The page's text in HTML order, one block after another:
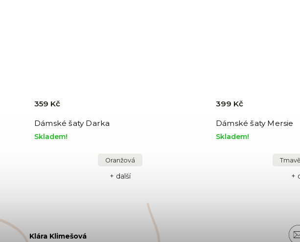
Dámské šaty Darka
Skladem!
359 Kč
Oranžová
+ další
Dámské šaty Mersie
Skladem!
399 Kč
+
Klára Klimešová